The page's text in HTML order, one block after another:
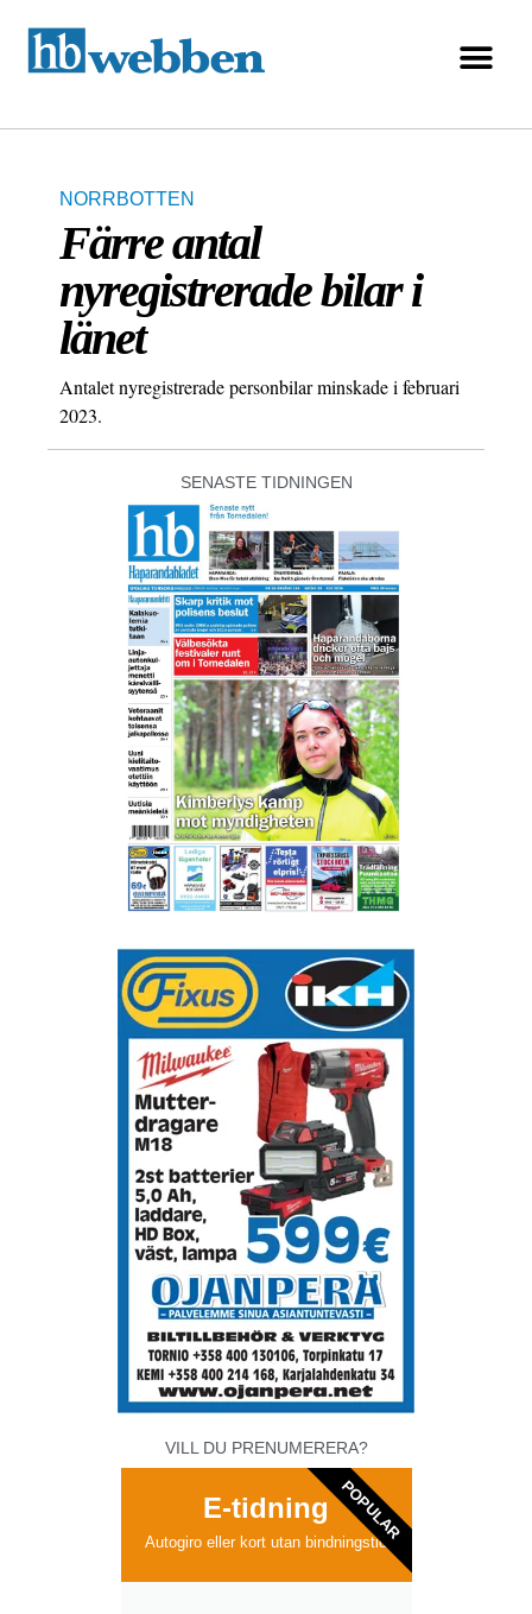
NORRBOTTEN
Färre antal
nyregistrerade bilar i
länet
Antalet nyregistrerade personbilar minskade i februari
2023.
SENASTE TIDNINGEN
VILL DU PRENUMERERA?
E-tidning
Autogiro eller kort utan bindningstid
POPULAR